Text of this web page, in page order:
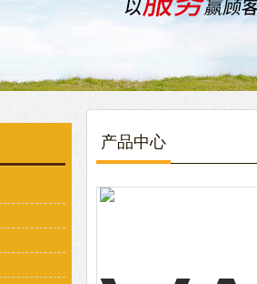
产品中心